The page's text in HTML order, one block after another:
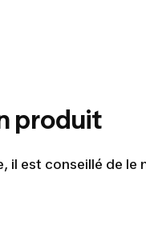
produit
il est conseillé de